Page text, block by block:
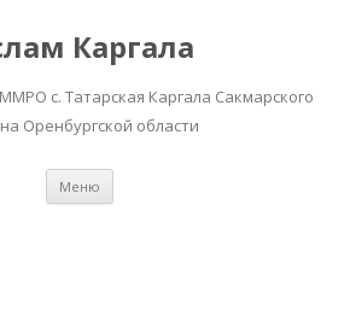
Каргала
с. Татарская Каргала Сакмарского
Оренбургской области
Меню